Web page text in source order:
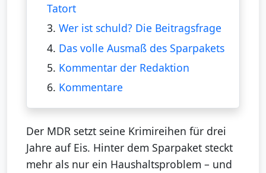
Tatort
3. Wer ist schuld? Die Beitragsfrage
4. Das volle Ausmaß des Sparpakets
5. Kommentar der Redaktion
6. Kommentare
Der MDR setzt seine Krimireihen für drei
Jahre auf Eis. Hinter dem Sparpaket steckt
mehr als nur ein Haushaltsproblem – und